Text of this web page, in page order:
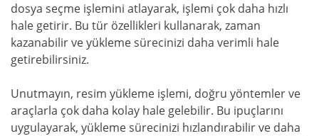
dosya seçme işlemini atlayarak, işlemi çok daha hızlı
hale getirir. Bu tür özellikleri kullanarak, zaman
kazanabilir ve yükleme sürecinizi daha verimli hale
getirebilirsiniz.
Unutmayın, resim yükleme işlemi, doğru yöntemler ve
araçlarla çok daha kolay hale gelebilir. Bu ipuçlarını
uygulayarak, yükleme sürecinizi hızlandırabilir ve daha